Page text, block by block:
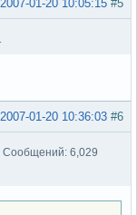
#5
2007-01-20 10:05:15
#6
2007-01-20 10:36:03
Сообщений: 6,029